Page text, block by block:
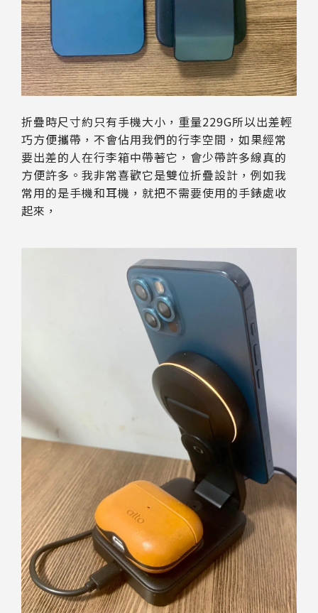
折疊時尺寸約只有手機大小，重量229G所以出差輕
巧方便攜帶，不會佔用我們的行李空間，如果經常
要出差的人在行李箱中帶著它，會少帶許多線真的
方便許多。我非常喜歡它是雙位折疊設計，例如我
常用的是手機和耳機，就把不需要使用的手錶處收
起來，